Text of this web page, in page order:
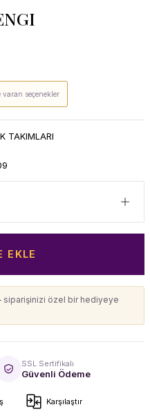
varan seçenekler
TAKIMLARI
EKLE
özel bir hediyeye
SSL Sertifikalı
Güvenli Ödeme
Karşılaştır